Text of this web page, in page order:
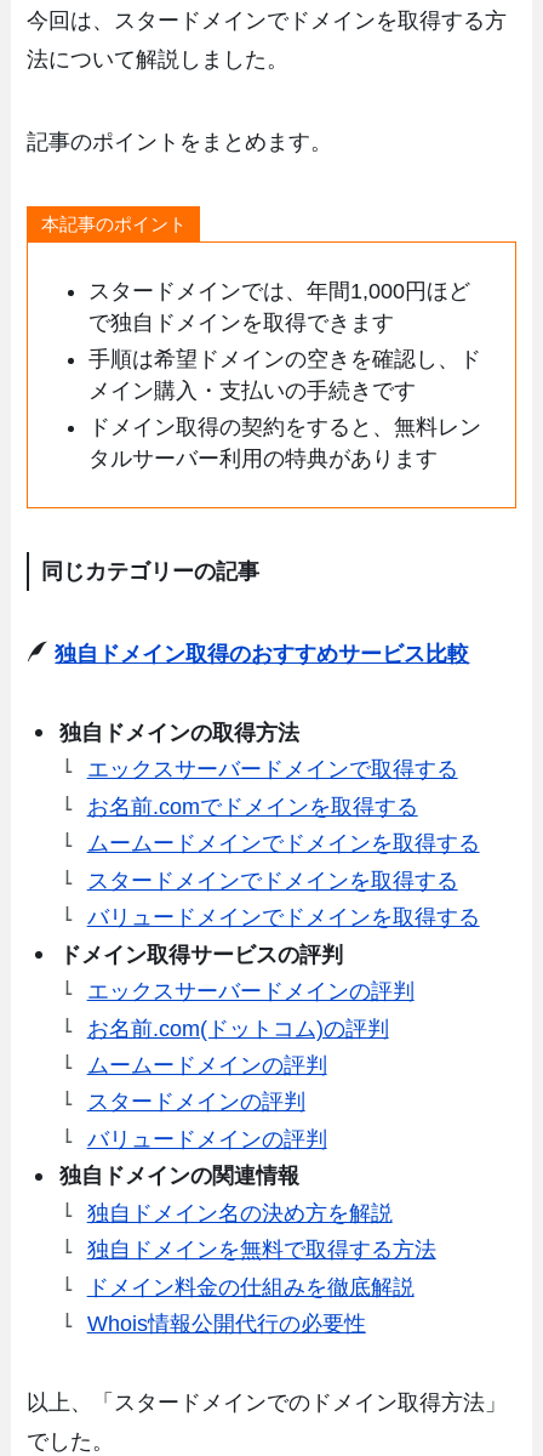
今回は、スタードメインでドメインを取得する方
法について解説しました。
記事のポイントをまとめます。
本記事のポイント
スタードメインでは、年間1,000円ほど
で独自ドメインを取得できます
手順は希望ドメインの空きを確認し、ド
メイン購入・支払いの手続きです
ドメイン取得の契約をすると、無料レン
タルサーバー利用の特典があります
同じカテゴリーの記事
独自ドメイン取得のおすすめサービス比較
独自ドメインの取得方法
エックスサーバードメインで取得する
お名前.comでドメインを取得する
ムームードメインでドメインを取得する
スタードメインでドメインを取得する
バリュードメインでドメインを取得する
ドメイン取得サービスの評判
エックスサーバードメインの評判
お名前.com(ドットコム)の評判
ムームードメインの評判
スタードメインの評判
バリュードメインの評判
独自ドメインの関連情報
独自ドメイン名の決め方を解説
独自ドメインを無料で取得する方法
ドメイン料金の仕組みを徹底解説
Whois情報公開代行の必要性
以上、「スタードメインでのドメイン取得方法」
でした。